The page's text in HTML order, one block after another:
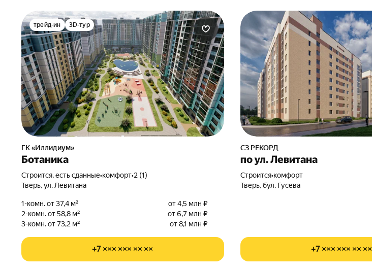
трейд-ин 3D-тур
ГК «Иллидиум»
Ботаника
Строится, есть сданные•комфорт•2 (1)
Тверь, ул. Левитана
1-комн. от 37,4 м²
от 4,5 млн ₽
2-комн. от 58,8 м²
от 6,7 млн ₽
3-комн. от 73,2 м²
от 8,1 млн ₽
+7 ××× ××× ×× ××
СЗ РЕКОРД
по ул. Левитана
Строится•комфорт
Тверь, бул. Гусева
+7 ××× ××× ×× ××